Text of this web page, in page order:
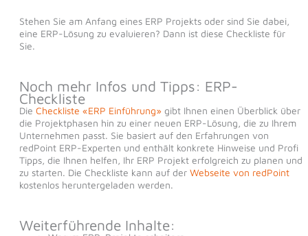
Stehen Sie am Anfang eines ERP Projekts oder sind Sie dabei,
eine ERP-Lösung zu evaluieren? Dann ist diese Checkliste für
Sie.
Noch mehr Infos und Tipps: ERP-
Checkliste
Die Checkliste «ERP Einführung»gibt Ihnen einen Überblick über
die Projektphasen hin zu einer neuen ERP-Lösung, die zu Ihrem
Unternehmen passt. Sie basiert auf den Erfahrungen von
redPoint ERP-Experten und enthält konkrete Hinweise und Profi
Tipps, die Ihnen helfen, Ihr ERP Projekt erfolgreich zu planen und
zu starten. Die Checkliste kann auf der Webseite von redPoint
kostenlos heruntergeladen werden.
Weiterführende Inhalte: